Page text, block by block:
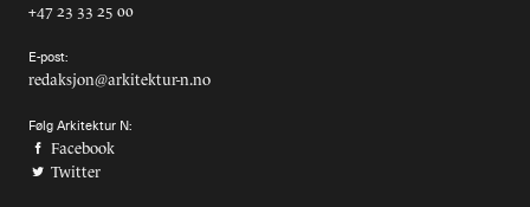
+47 23 33 25 00
E-post:
redaksjon@arkitektur-n.no
Følg Arkitektur N:
Facebook
Twitter